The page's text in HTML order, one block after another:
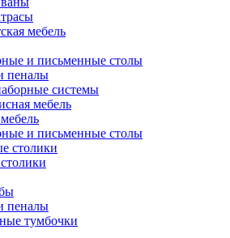
мебель
и письменные столы
пеналы
системы
мебель
и письменные столы
столики
пеналы
тумбочки